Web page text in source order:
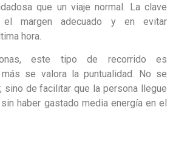
que un viaje normal. La clave
margen adecuado y en evitar
hora.
este tipo de recorrido es
se valora la puntualidad. No se
sino de facilitar que la persona llegue
haber gastado media energía en el